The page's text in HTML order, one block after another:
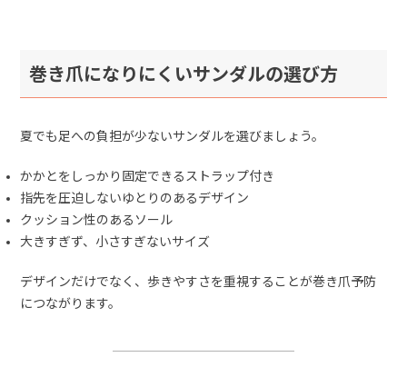
巻き爪になりにくいサンダルの選び方
夏でも足への負担が少ないサンダルを選びましょう。
かかとをしっかり固定できるストラップ付き
指先を圧迫しないゆとりのあるデザイン
クッション性のあるソール
大きすぎず、小さすぎないサイズ
デザインだけでなく、歩きやすさを重視することが巻き爪予防
につながります。